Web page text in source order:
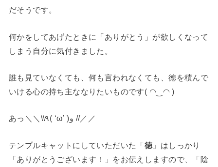
だそうです。
何かをしてあげたときに「ありがとう」が欲しくなって
しまう自分に気付きました。
誰も見ていなくても、何も言われなくても、徳を積んで
いける心の持ち主ななりたいものです( ◠‿◠ )
あっ＼＼\\٩( ‘ω’ )و //／／
テンプルキャットにしていただいた「徳 」はしっかり
「ありがとうございます！」をお伝えしますので、「陰